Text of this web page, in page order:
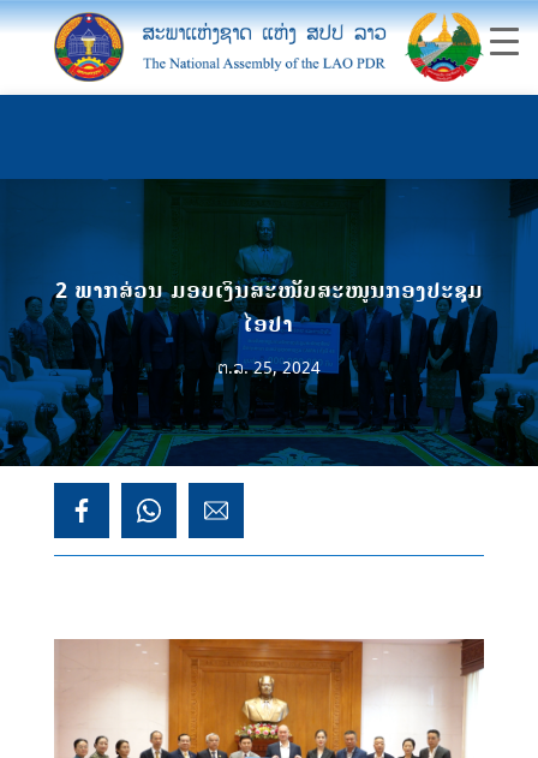
2 ພາກສ່ວນ ມອບເງິນສະໜັບສະໜູນກອງປະຊຸມ
ໄອປາ
ຕ.ລ. 25, 2024